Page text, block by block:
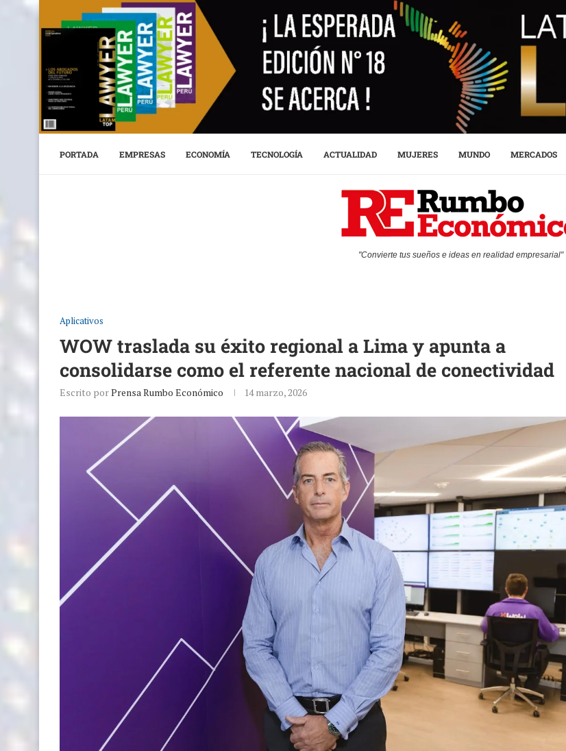
PORTADA EMPRESAS ECONOMÍA TECNOLOGÍA ACTUALIDAD MUJERES MUNDO MERCADOS
"Convierte tus sueños e ideas en realidad empresarial"
Aplicativos
WOW traslada su éxito regional a Lima y apunta a
consolidarse como el referente nacional de conectividad
Escrito porPrensa Rumbo Económico 14 marzo, 2026